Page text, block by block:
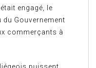
engagé, le
Gouvernement
commerçants à